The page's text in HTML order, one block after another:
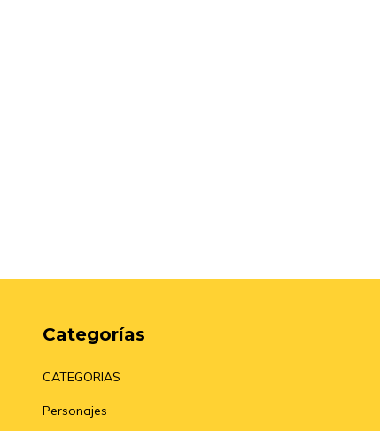
Categorías
CATEGORIAS
Personajes